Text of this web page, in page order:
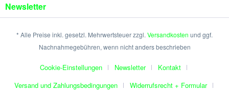
Newsletter
* Alle Preise inkl. gesetzl. Mehrwertsteuer zzgl. Versandkosten und ggf.
Nachnahmegebühren, wenn nicht anders beschrieben
Cookie-Einstellungen Newsletter
Kontakt
Versand und Zahlungsbedingungen
Widerrufsrecht + Formular